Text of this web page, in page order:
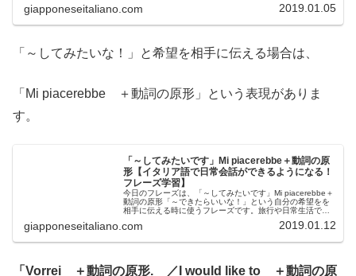
Venezi...
giapponeseitaliano.com 2019.01.05
「～してみたいな！」と希望を相手に伝える場合は、
「Mi piacerebbe ＋動詞の原形」という表現がありま
す。
「～してみたいです」Mi piacerebbe＋動詞の原
形【イタリア語で日常会話ができるようになる！
フレーズ学習】
今日のフレーズは、「～してみたいです」Mi piacerebbe＋
動詞の原形「～できたらいいな！」という自分の希望をを
相手に伝える時に使うフレーズです。旅行や日常生活で使
基本フレーズMi ...
giapponeseitaliano.com 2019.01.12
「Vorrei ＋動詞の原形. ／I would like to ＋動詞の原